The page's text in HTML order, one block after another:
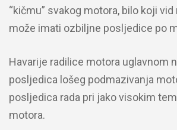
“kičmu” svakog motora, bilo koji
može imati ozbiljne posljedice po
Havarije radilice motora uglavnom
posljedica lošeg podmazivanja
posljedica rada pri jako visokim
motora.